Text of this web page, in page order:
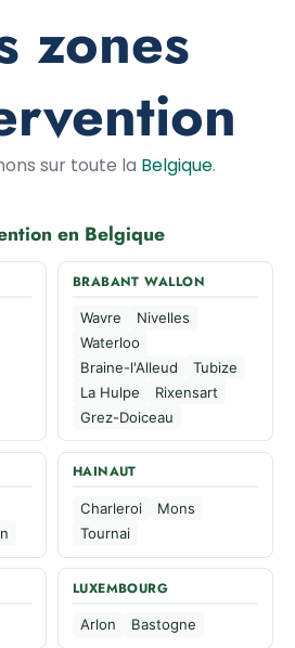
zones
sur toute la Belgique.
en Belgique
BRABANT WALLON
Wavre
Nivelles
Waterloo
Braine-l'Alleud
Tubize
La Hulpe
Rixensart
Grez-Doiceau
HAINAUT
Charleroi
Mons
Tournai
LUXEMBOURG
Arlon Bastogne